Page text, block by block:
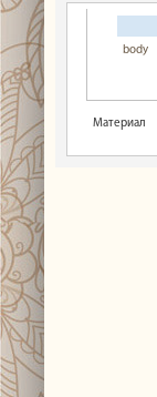
body
Материал